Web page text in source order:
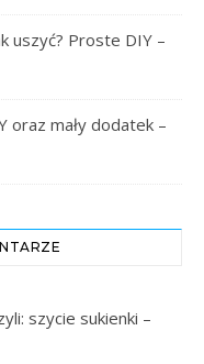
uszyć? Proste DIY –
oraz mały dodatek –
szycie sukienki –